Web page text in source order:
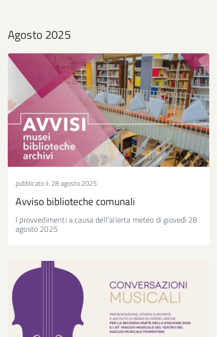
Agosto 2025
pubblicato il: 28 agosto 2025
Avviso biblioteche comunali
I provvedimenti a causa dell'allerta meteo di giovedì 28
agosto 2025